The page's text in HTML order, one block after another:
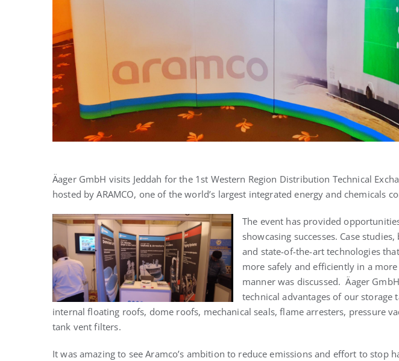
Äager GmbH visits Jeddah for the 1st Western Region Distribution Technical
hosted by ARAMCO, one of the world’s largest integrated energy and chemicals
The event has provided
showcasing successes. Case
and state-of-the-art technologies
more safely and efficiently in a
manner was discussed. Äager
technical advantages of our storage
internal floating roofs, dome roofs, mechanical seals, flame arresters, pressure
tank vent filters.
It was amazing to see Aramco’s ambition to reduce emissions and effort to stop